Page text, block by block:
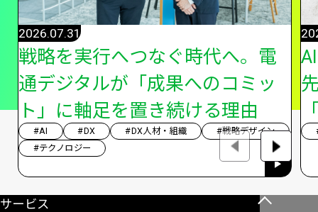
戦略を実行へつなぐ時代へ。電
通デジタルが「成果へのコミッ
ト」に軸足を置き続ける理由
2026.07.31
#AI #DX #DX人材・組織
#戦略デザイン
#テクノロジー
こ
サービス